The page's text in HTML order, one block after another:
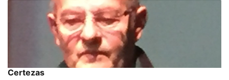
Certezas